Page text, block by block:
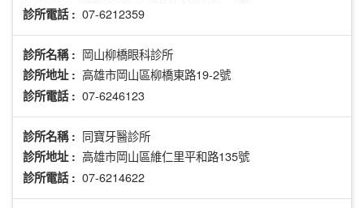
診所電話 : 07-6212359
診所名稱 : 岡山柳橋眼科診所
診所地址 : 高雄市岡山區柳橋東路19-2號
診所電話 : 07-6246123
診所名稱 : 同寶牙醫診所
診所地址 : 高雄市岡山區維仁里平和路135號
診所電話 : 07-6214622